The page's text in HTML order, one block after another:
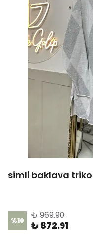
simli baklava triko
%10 ₺ 969.90
₺ 872.91